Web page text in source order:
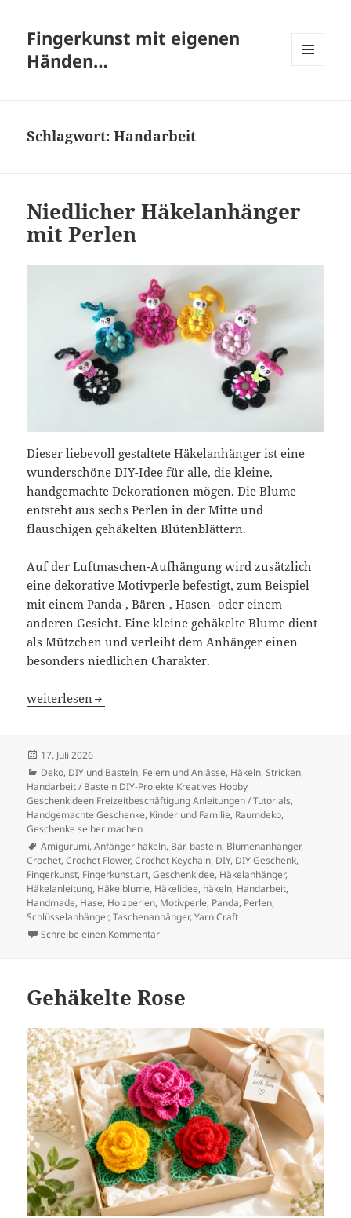
Fingerkunst mit eigenen
Händen…
Schlagwort:Handarbeit
Niedlicher Häkelanhänger
mit Perlen
Dieser liebevoll gestaltete Häkelanhänger ist eine
wunderschöne DIY-Idee für alle, die kleine,
handgemachte Dekorationen mögen. Die Blume
entsteht aus sechs Perlen in der Mitte und
flauschigen gehäkelten Blütenblättern.
Auf der Luftmaschen-Aufhängung wird zusätzlich
eine dekorative Motivperle befestigt, zum Beispiel
mit einem Panda-, Bären-, Hasen- oder einem
anderen Gesicht. Eine kleine gehäkelte Blume dient
als Mützchen und verleiht dem Anhänger einen
besonders niedlichen Charakter.
Niedlicher Häkelanhänger mit Perlen
weiterlesen
Veröffentlicht
am
17. Juli 2026
Kategorien
Deko, DIY und Basteln, Feiern und Anlässe, Häkeln, Stricken,
Handarbeit / Basteln DIY-Projekte Kreatives Hobby
Geschenkideen Freizeitbeschäftigung Anleitungen / Tutorials,
Handgemachte Geschenke, Kinder und Familie, Raumdeko,
Geschenke selber machen
Schlagwörter
Amigurumi,Anfänger häkeln, Bär, basteln, Blumenanhänger,
Crochet,Crochet Flower,Crochet Keychain, DIY, DIY Geschenk,
Fingerkunst, Fingerkunst.art,Geschenkidee, Häkelanhänger,
Häkelanleitung, Häkelblume, Häkelidee, häkeln, Handarbeit,
Handmade, Hase, Holzperlen, Motivperle, Panda, Perlen,
Schlüsselanhänger,Taschenanhänger,Yarn Craft
Schreibe einen Kommentarzu Niedlicher Häkelanhänger mit Perlen
Gehäkelte Rose